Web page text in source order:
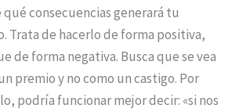
qué consecuencias generará tu
Trata de hacerlo de forma positiva,
de forma negativa. Busca que se vea
premio y no como un castigo. Por
podría funcionar mejor decir: «si nos